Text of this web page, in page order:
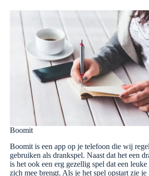
Boomit
Boomit is een app op je telefoon die wij
gebruiken als drankspel. Naast dat het een
is het ook een erg gezellig spel dat een leuke
zich mee brengt. Als je het spel opstart zie je